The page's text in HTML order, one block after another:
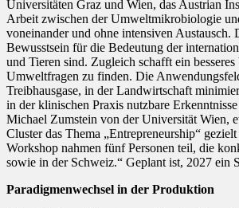
Universitäten Graz und Wien, das Austrian
Arbeit zwischen der Umweltmikrobiologie
voneinander und ohne intensiven
Bewusstsein für die Bedeutung der
und Tieren sind. Zugleich schafft ein
Umweltfragen zu finden. Die
Treibhausgase, in der Landwirtschaft
in der klinischen Praxis nutzbare
Michael Zumstein von der Universität Wien,
Cluster das Thema „Entrepreneurship“
Workshop nahmen fünf Personen teil, die
sowie in der Schweiz.“ Geplant ist, 2027 ein
Paradigmenwechsel in der Produktion